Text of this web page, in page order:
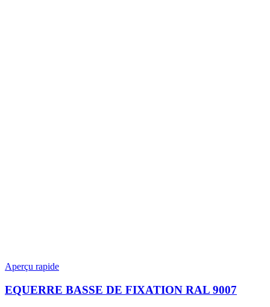
Aperçu rapide
EQUERRE BASSE DE FIXATION RAL 9007